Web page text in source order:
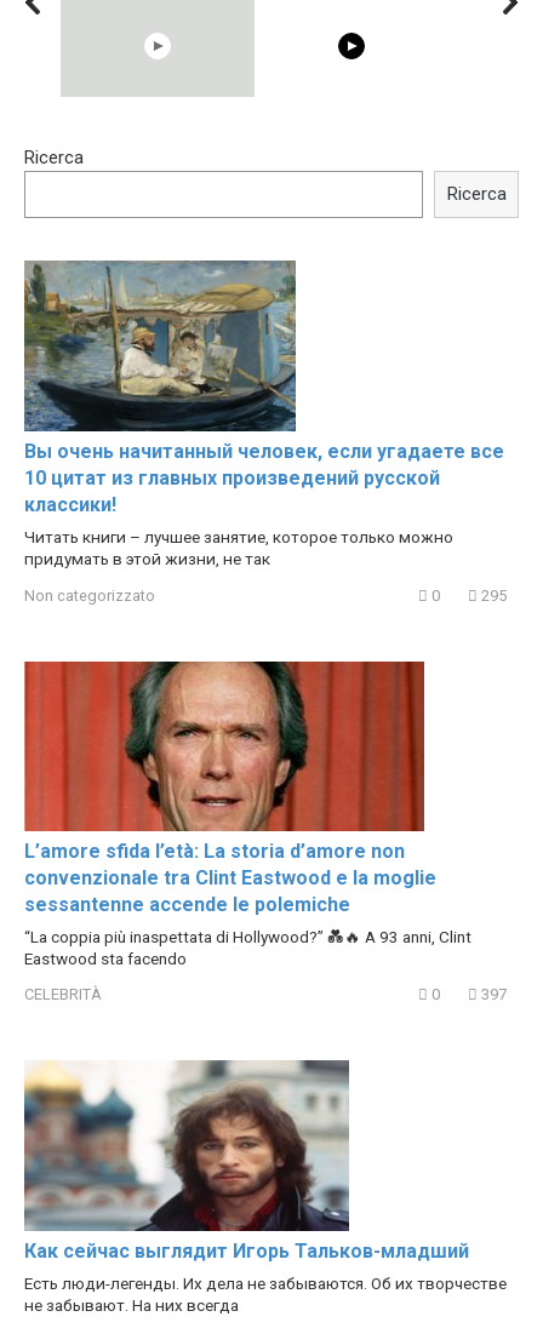
Shocking illusion - Pretty
Trying BOLLYWOOD
Ricerca
Ricerca
Вы очень начитанный человек, если угадаете все
10 цитат из главных произведений русской
классики!
Читать книги – лучшее занятие, которое только можно
придумать в этой жизни, не так
Non categorizzato 0 295
L’amore sfida l’età: La storia d’amore non
convenzionale tra Clint Eastwood e la moglie
sessantenne accende le polemiche
“La coppia più inaspettata di Hollywood?” 💑🔥 A 93 anni, Clint
Eastwood sta facendo
CELEBRITÀ 0 397
Как сейчас выглядит Игорь Тальков-младший
Есть люди-легенды. Их дела не забываются. Об их творчестве
не забывают. На них всегда